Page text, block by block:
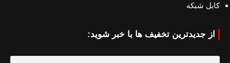
کابل شبکه
از جدیدترین تخفیف ها با خبر شوید: